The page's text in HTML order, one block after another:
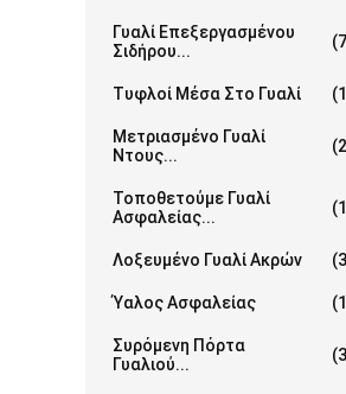
Γυαλί Επεξεργασμένου
Σιδήρου...
Τυφλοί Μέσα Στο Γυαλί
Μετριασμένο Γυαλί
Ντους...
Τοποθετούμε Γυαλί
Ασφαλείας...
Λοξευμένο Γυαλί Ακρών
Ύαλος Ασφαλείας
Συρόμενη Πόρτα
Γυαλιού...